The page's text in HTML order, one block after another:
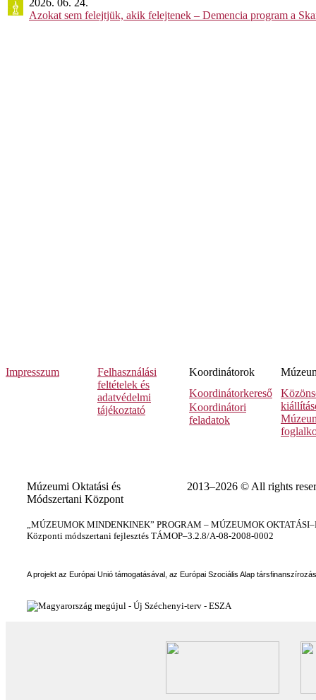
2026. 06. 24.
Azokat sem felejtjük, akik felejtenek – Demencia program a
Impresszum
Felhasználási
feltételek és
adatvédelmi
tájékoztató
Koordinátorok
Koordinátorkereső
Koordinátori
feladatok
Múzeumi Oktatási és
Módszertani Központ
2013–2026 © All rights
„MÚZEUMOK MINDENKINEK” PROGRAM – MÚZEUMOK
Központi módszertani fejlesztés TÁMOP–3.2.8/A-08-2008-0002
A projekt az Európai Unió támogatásával, az Európai Szociális Alap